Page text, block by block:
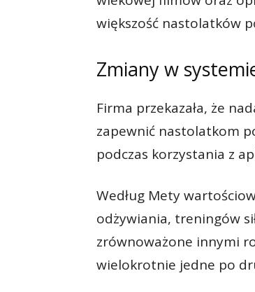
większość nastolatków
Zmiany w
Firma przekazała, że
zapewnić nastolatkom
podczas korzystania z
Według Mety
odżywiania, treningów
zrównoważone innymi
wielokrotnie jedne po